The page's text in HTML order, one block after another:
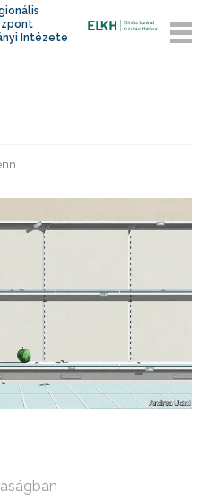
Intézete